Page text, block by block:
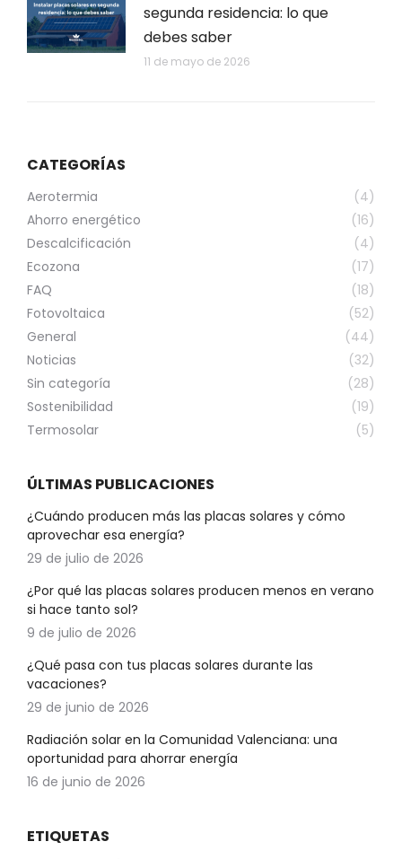
segunda residencia: lo que
debes saber
11 de mayo de 2026
CATEGORÍAS
Aerotermia
(4)
Ahorro energético
(16)
Descalcificación
(4)
Ecozona
(17)
FAQ
(18)
Fotovoltaica
(52)
General
(44)
Noticias
(32)
Sin categoría
(28)
Sostenibilidad
(19)
Termosolar
(5)
ÚLTIMAS PUBLICACIONES
¿Cuándo producen más las placas solares y cómo
aprovechar esa energía?
29 de julio de 2026
¿Por qué las placas solares producen menos en verano
si hace tanto sol?
9 de julio de 2026
¿Qué pasa con tus placas solares durante las
vacaciones?
29 de junio de 2026
Radiación solar en la Comunidad Valenciana: una
oportunidad para ahorrar energía
16 de junio de 2026
ETIQUETAS